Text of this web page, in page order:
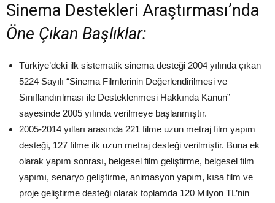
Sinema Destekleri Araştırması’nda
Öne Çıkan Başlıklar:
Türkiye’deki ilk sistematik sinema desteği 2004 yılında çıkan
5224 Sayılı “Sinema Filmlerinin Değerlendirilmesi ve
Sınıflandırılması ile Desteklenmesi Hakkında Kanun”
sayesinde 2005 yılında verilmeye başlanmıştır.
2005-2014 yılları arasında 221 filme uzun metraj film yapım
desteği, 127 filme ilk uzun metraj desteği verilmiştir. Buna ek
olarak yapım sonrası, belgesel film geliştirme, belgesel film
yapımı, senaryo geliştirme, animasyon yapım, kısa film ve
proje geliştirme desteği olarak toplamda 120 Milyon TL’nin